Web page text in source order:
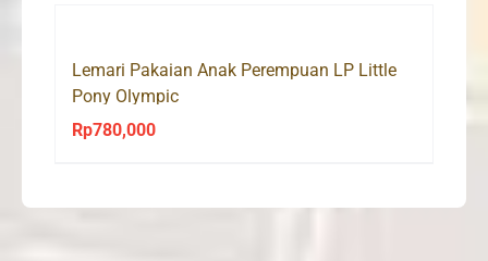
Lemari Pakaian Anak Perempuan LP Little
Pony Olympic
Rp780,000